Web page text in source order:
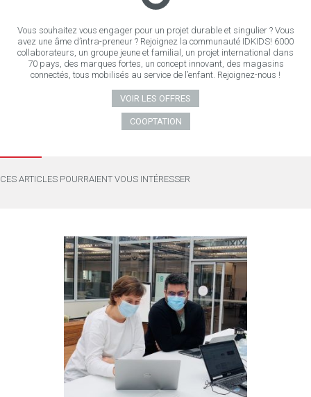
Vous souhaitez vous engager pour un projet durable et singulier ? Vous
avez une âme d’intra-preneur ? Rejoignez la communauté IDKIDS! 6000
collaborateurs, un groupe jeune et familial, un projet international dans
70 pays, des marques fortes, un concept innovant, des magasins
connectés, tous mobilisés au service de l’enfant. Rejoignez-nous !
VOIR LES OFFRES
COOPTATION
CES ARTICLES POURRAIENT VOUS INTÉRESSER